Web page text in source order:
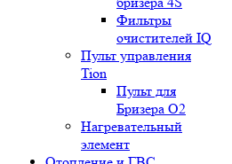
Фильтры
очистителей IQ
Пульт управления
Tion
Пульт для
Бризера O2
Нагревательный
элемент